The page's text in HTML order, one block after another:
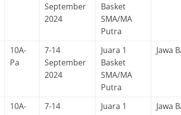
September
2024
Basket
SMA/MA
Putra
10A-
Pa
7-14
September
2024
Juara 1
Basket
SMA/MA
Putra
Jawa
10A-
7-14
Juara 1
Jawa